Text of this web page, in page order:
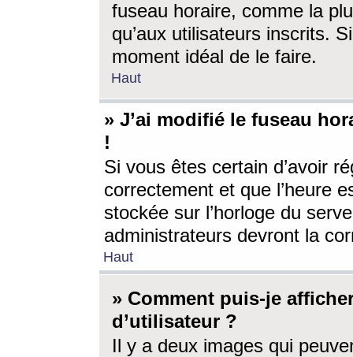
fuseau horaire, comme la
qu’aux utilisateurs inscrits.
moment idéal de le faire.
Haut
» J’ai modifié le fuseau
!
Si vous êtes certain d’avoir
correctement et que l’heure
stockée sur l’horloge du
administrateurs devront la
Haut
» Comment puis-je
d’utilisateur ?
Il y a deux images qui